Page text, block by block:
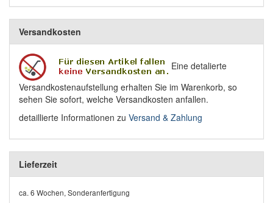
Versandkosten
Eine detalierte
Versandkostenaufstellung erhalten Sie im Warenkorb, so
sehen Sie sofort, welche Versandkosten anfallen.
detaillierte Informationen zu Versand & Zahlung
Lieferzeit
ca. 6 Wochen, Sonderanfertigung